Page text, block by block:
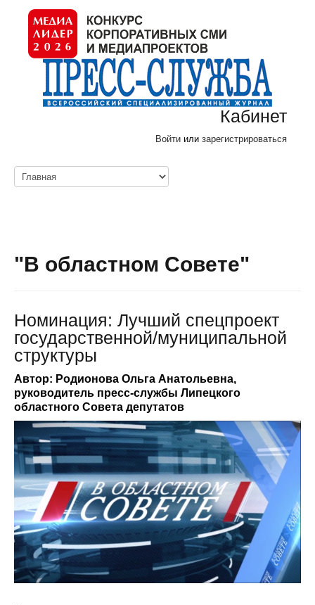
Кабинет
Войти или зарегистрироваться
"В областном Совете"
Номинация: Лучший спецпроект
государственной/муниципальной
структуры
Автор: Родионова Ольга Анатольевна,
руководитель пресс-службы Липецкого
областного Совета депутатов